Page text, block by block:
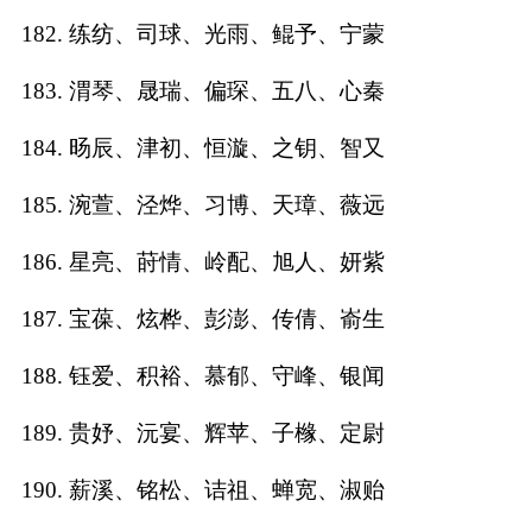
182. 练纺、司球、光雨、鲲予、宁蒙
183. 渭琴、晟瑞、偏琛、五八、心秦
184. 旸辰、津初、恒漩、之钥、智又
185. 涴萱、泾烨、习博、天璋、薇远
186. 星亮、莳情、岭配、旭人、妍紫
187. 宝葆、炫桦、彭澎、传倩、嵛生
188. 钰爱、积裕、慕郁、守峰、银闻
189. 贵妤、沅宴、辉苹、子橼、定尉
190. 薪溪、铭松、诘祖、蝉宽、淑贻